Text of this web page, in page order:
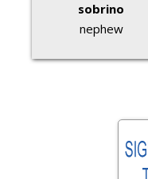
sobrino
nephew